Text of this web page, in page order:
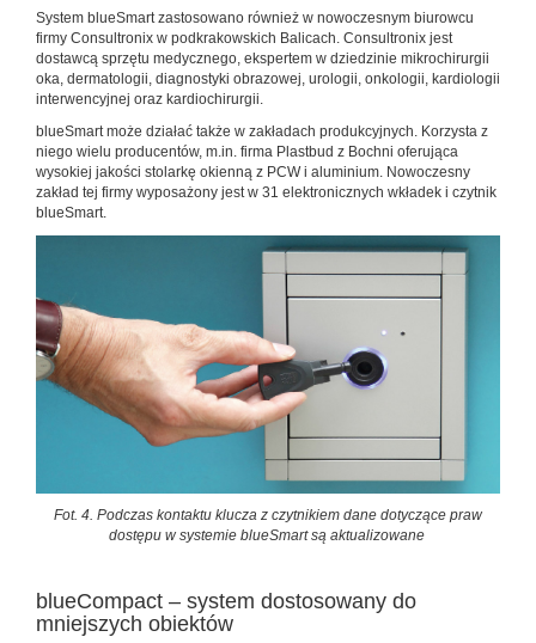
System blueSmart zastosowano również w nowoczesnym biurowcu
firmy Consultronix w podkrakowskich Balicach. Consultronix jest
dostawcą sprzętu medycznego, ekspertem w dziedzinie mikrochirurgii
oka, dermatologii, diagnostyki obrazowej, urologii, onkologii, kardiologii
interwencyjnej oraz kardiochirurgii.
blueSmart może działać także w zakładach produkcyjnych. Korzysta z
niego wielu producentów, m.in. firma Plastbud z Bochni oferująca
wysokiej jakości stolarkę okienną z PCW i aluminium. Nowoczesny
zakład tej firmy wyposażony jest w 31 elektronicznych wkładek i czytnik
blueSmart.
Fot. 4. Podczas kontaktu klucza z czytnikiem dane dotyczące praw
dostępu w systemie blueSmart są aktualizowane
blueCompact – system dostosowany do
mniejszych obiektów